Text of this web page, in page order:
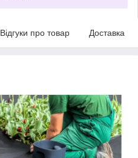
Відгуки про товар Доставка